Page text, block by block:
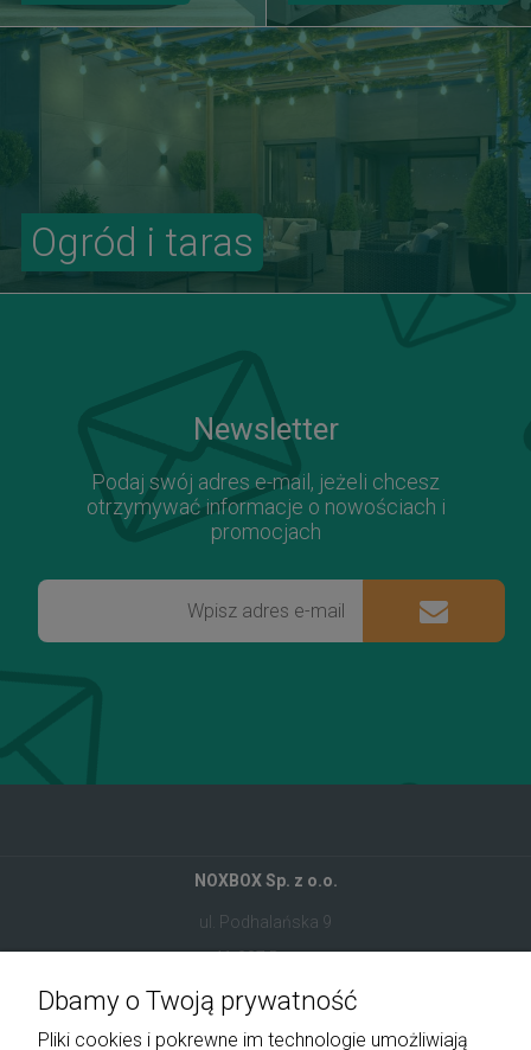
Ogród i taras
Newsletter
Podaj swój adres e-mail, jeżeli chcesz
otrzymywać informacje o nowościach i
promocjach
NOXBOX Sp. z o.o.
ul. Podhalańska 9
41-907 Bytom
+48 534 555 344
Dbamy o Twoją prywatność
Pliki cookies i pokrewne im technologie umożliwiają